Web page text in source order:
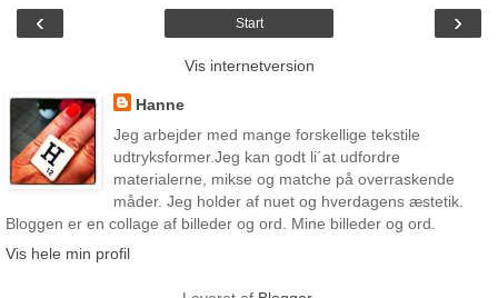
‹ ›
Start
Vis internetversion
Hanne
Jeg arbejder med mange forskellige tekstile
udtryksformer.Jeg kan godt li´at udfordre
materialerne, mikse og matche på overraskende
måder. Jeg holder af nuet og hverdagens æstetik.
Bloggen er en collage af billeder og ord. Mine billeder og ord.
Vis hele min profil